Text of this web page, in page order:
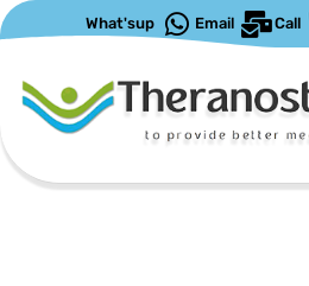
Call
Email
What'sup